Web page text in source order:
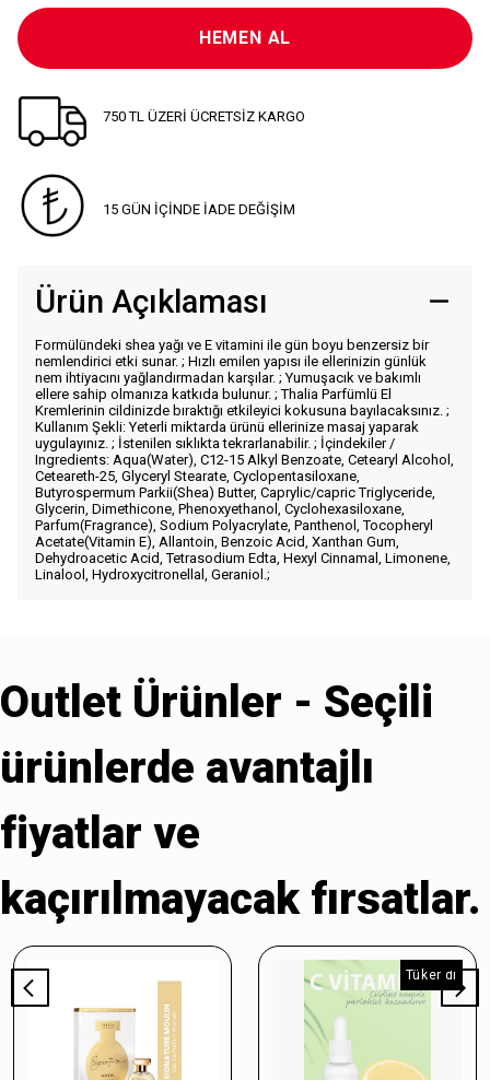
HEMEN AL
750 TL ÜZERİ ÜCRETSİZ KARGO
15 GÜN İÇİNDE İADE DEĞİŞİM
Ürün Açıklaması
Formülündeki shea yağı ve E vitamini ile gün boyu benzersiz bir
nemlendirici etki sunar. ; Hızlı emilen yapısı ile ellerinizin günlük
nem ihtiyacını yağlandırmadan karşılar. ; Yumuşacık ve bakımlı
ellere sahip olmanıza katkıda bulunur. ; Thalia Parfümlü El
Kremlerinin cildinizde bıraktığı etkileyici kokusuna bayılacaksınız. ;
Kullanım Şekli: Yeterli miktarda ürünü ellerinize masaj yaparak
uygulayınız. ; İstenilen sıklıkta tekrarlanabilir. ; İçindekiler /
Ingredients: Aqua(Water), C12-15 Alkyl Benzoate, Cetearyl Alcohol,
Ceteareth-25, Glyceryl Stearate, Cyclopentasiloxane,
Butyrospermum Parkii(Shea) Butter, Caprylic/capric Triglyceride,
Glycerin, Dimethicone, Phenoxyethanol, Cyclohexasiloxane,
Parfum(Fragrance), Sodium Polyacrylate, Panthenol, Tocopheryl
Acetate(Vitamin E), Allantoin, Benzoic Acid, Xanthan Gum,
Dehydroacetic Acid, Tetrasodium Edta, Hexyl Cinnamal, Limonene,
Linalool, Hydroxycitronellal, Geraniol.;
Outlet Ürünler - Seçili
ürünlerde avantajlı
fiyatlar ve
kaçırılmayacak fırsatlar.
Tükendi